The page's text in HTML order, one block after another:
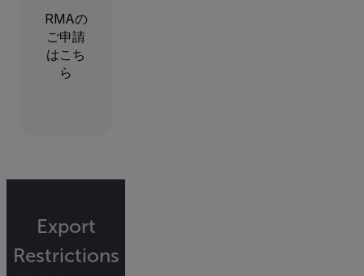
RMAの
ご申請
はこち
ら
Export
Restrictions